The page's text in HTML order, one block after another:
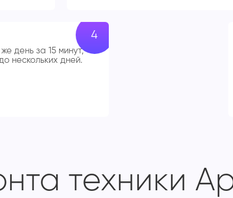
день за 15 минут,
нескольких дней.
техники